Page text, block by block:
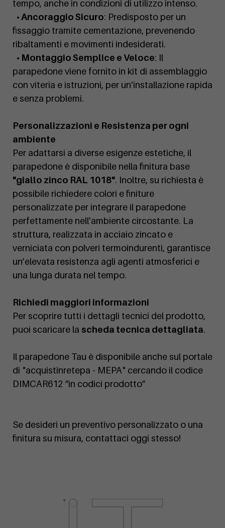
tempo, anche in condizioni di utilizzo intenso.
• Ancoraggio Sicuro: Predisposto per un
fissaggio tramite cementazione, prevenendo
ribaltamenti e movimenti indesiderati.
• Montaggio Semplice e Veloce: Il
parapedone viene fornito in kit di assemblaggio
con viteria e istruzioni, per un'installazione rapida
e senza problemi.
Personalizzazioni e Resistenza per ogni
ambiente
Per adattarsi a diverse esigenze estetiche, il
parapedone è disponibile nella finitura base
"giallo zinco RAL 1018". Inoltre, su richiesta è
possibile richiedere colori e finiture
personalizzate per integrare il parapedone
perfettamente nell'ambiente circostante. La
struttura, realizzata in acciaio zincato e
verniciata con polveri termoindurenti, garantisce
un’elevata resistenza agli agenti atmosferici e
una lunga durata nel tempo.
Richiedi maggiori informazioni
Per scoprire tutti i dettagli tecnici del prodotto,
puoi scaricare la scheda tecnica dettagliata.
Il parapedone Tau è disponibile anche sul portale
di "acquistinretepa - MEPA" cercando il codice
DIMCAR612 “in codici prodotto”
Se desideri un preventivo personalizzato o una
finitura su misura, contattaci oggi stesso!